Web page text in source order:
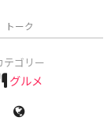
トーク
テゴリー
グルメ